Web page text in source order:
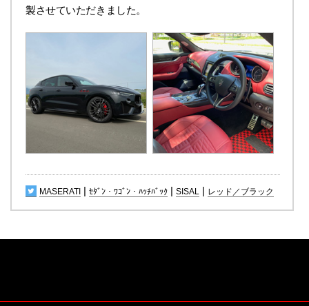
製させていただきました。
MASERATI | ｾﾀﾞﾝ・ﾜｺﾞﾝ・ﾊｯﾁﾊﾞｯｸ | SISAL | レッド／ブラック